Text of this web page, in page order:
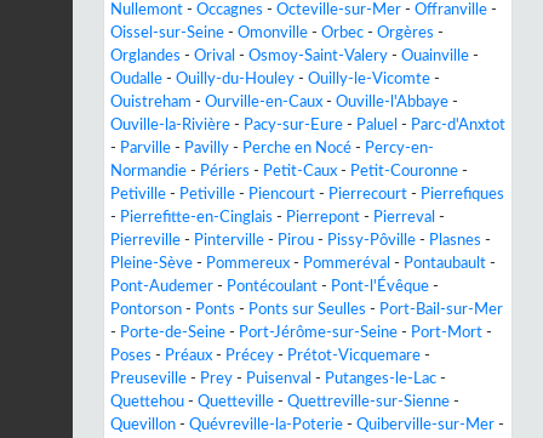
Nullemont - Occagnes - Octeville-sur-Mer - Offranville -
Oissel-sur-Seine - Omonville - Orbec - Orgères -
Orglandes - Orival - Osmoy-Saint-Valery - Ouainville -
Oudalle - Ouilly-du-Houley - Ouilly-le-Vicomte -
Ouistreham - Ourville-en-Caux - Ouville-l'Abbaye -
Ouville-la-Rivière - Pacy-sur-Eure - Paluel - Parc-d'Anxtot
- Parville - Pavilly - Perche en Nocé - Percy-en-
Normandie - Périers - Petit-Caux - Petit-Couronne -
Petiville - Petiville - Piencourt - Pierrecourt - Pierrefiques
- Pierrefitte-en-Cinglais - Pierrepont - Pierreval -
Pierreville - Pinterville - Pirou - Pissy-Pôville - Plasnes -
Pleine-Sève - Pommereux - Pommeréval - Pontaubault -
Pont-Audemer - Pontécoulant - Pont-l'Évêque -
Pontorson - Ponts - Ponts sur Seulles - Port-Bail-sur-Mer
- Porte-de-Seine - Port-Jérôme-sur-Seine - Port-Mort -
Poses - Préaux - Précey - Prétot-Vicquemare -
Preuseville - Prey - Puisenval - Putanges-le-Lac -
Quettehou - Quetteville - Quettreville-sur-Sienne -
Quevillon - Quévreville-la-Poterie - Quiberville-sur-Mer -